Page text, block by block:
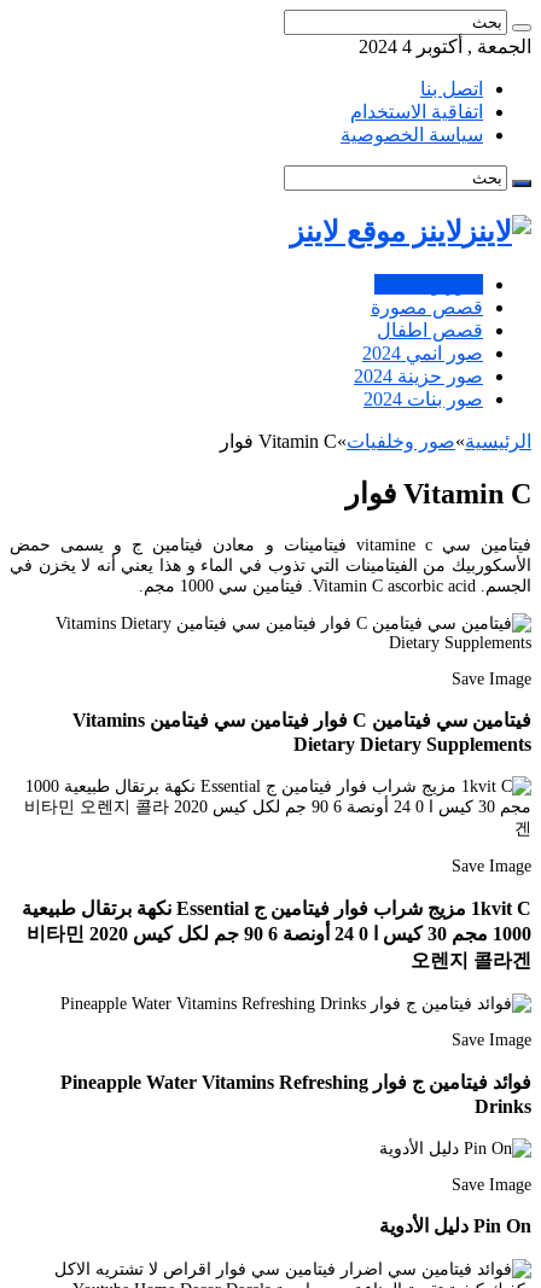
الجمعة , أكتوبر 4 2024
اتصل بنا
اتفاقية الاستخدام
سياسة الخصوصية
لاينز موقع لاينز
قصص مصورة
قصص اطفال
صور انمي 2024
صور حزينة 2024
صور بنات 2024
الرئيسية»صور وخلفيات»Vitamin C فوار
Vitamin C فوار
فيتامين سي vitamine c فيتامينات و معادن فيتامين ج و يسمى حمض
الأسكوربيك من الفيتامينات التي تذوب في الماء و هذا يعني أنه لا يخزن في
الجسم. Vitamin C ascorbic acid. فيتامين سي 1000 مجم.
Save Image
فيتامين سي فيتامين C فوار فيتامين سي فيتامين Vitamins
Dietary Dietary Supplements
Save Image
1kvit C مزيج شراب فوار فيتامين ج Essential نكهة برتقال طبيعية
1000 مجم 30 كيس ا 0 24 أونصة 6 90 جم لكل كيس 2020 비타민
오렌지 콜라겐
Save Image
فوائد فيتامين ج فوار Pineapple Water Vitamins Refreshing
Drinks
Save Image
Pin On دليل الأدوية